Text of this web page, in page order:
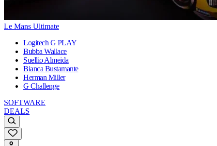
Le Mans Ultimate
Logitech G PLAY
Bubba Wallace
Suellio Almeida
Bianca Bustamante
Herman Miller
G Challenge
SOFTWARE
DEALS